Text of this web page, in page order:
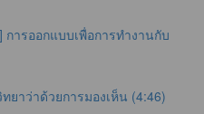
การออกแบบเพื่อการทำงานกับ
ยาว่าด้วยการมองเห็น (4:46)